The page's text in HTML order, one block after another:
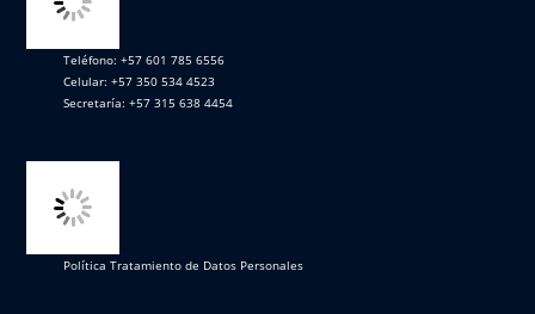
Teléfono: +57 601 785 6556
Celular: +57 350 534 4523
Secretaría: +57 315 638 4454
Política Tratamiento de Datos Personales